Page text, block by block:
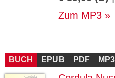
Zum MP3
BUCH EPUB PDF MP3